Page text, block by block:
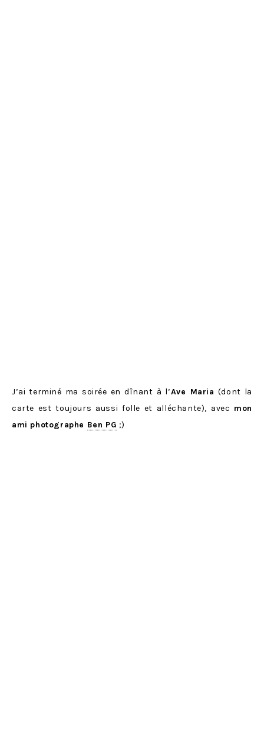
J’ai terminé ma soirée en dînant à l’Ave Maria (dont la
carte est toujours aussi folle et alléchante), avec mon
ami photographe Ben PG ;)